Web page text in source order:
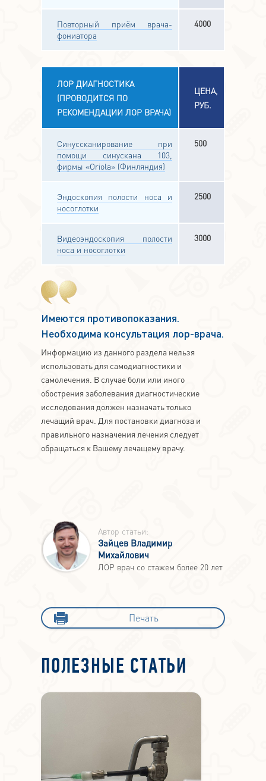
Повторный приём врача-
фониатора
4000
ЛОР ДИАГНОСТИКА
(ПРОВОДИТСЯ ПО
РЕКОМЕНДАЦИИ ЛОР ВРАЧА)
ЦЕНА,
РУБ.
Синуссканирование при
помощи синускана 103,
фирмы «Oriola» (Финляндия)
500
Эндоскопия полости носа и
носоглотки
2500
Видеоэндоскопия полости
носа и носоглотки
3000
Имеются противопоказания.
Необходима консультация лор-врача.
Информацию из данного раздела нельзя
использовать для самодиагностики и
самолечения. В случае боли или иного
обострения заболевания диагностические
исследования должен назначать только
лечащий врач. Для постановки диагноза и
правильного назначения лечения следует
обращаться к Вашему лечащему врачу.
Автор статьи:
Зайцев Владимир
Михайлович
ЛОР врач со стажем более 20 лет
Печать
ПОЛЕЗНЫЕ СТАТЬИ